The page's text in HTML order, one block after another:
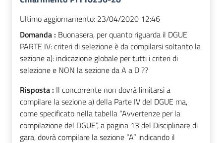
Ultimo aggiornamento: 23/04/2020 12:46
Domanda : Buonasera, per quanto riguarda il DGUE
PARTE IV: criteri di selezione è da compilarsi soltanto la
sezione a): indicazione globale per tutti i criteri di
selezione e NON la sezione da A a D ??
Risposta : Il concorrente non dovrà limitarsi a
compilare la sezione a) della Parte IV del DGUE ma,
come specificato nella tabella “Avvertenze per la
compilazione del DGUE”, a pagina 13 del Disciplinare di
gara, dovrà compilare la sezione “A” indicando il